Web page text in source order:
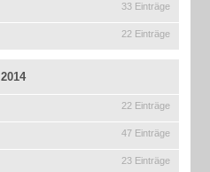
33 Einträge
22 Einträge
2014
22 Einträge
47 Einträge
23 Einträge